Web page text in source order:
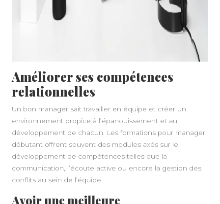
Améliorer ses compétences
relationnelles
Un bon manager sait travailler en équipe et créer un
environnement propice à l’épanouissement et au
développement de chacun. Les formations pour manager
débutant offrent souvent des modules axés sur le
développement de compétences telles que la
communication, l’écoute active ou encore la gestion des
conflits au sein de l’équipe.
Avoir une meilleure